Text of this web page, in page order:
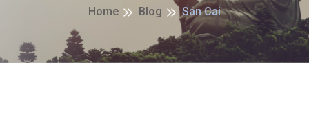
Home Blog San Cai